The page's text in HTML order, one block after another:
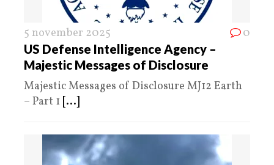
5 november 2025 0
US Defense Intelligence Agency –
Majestic Messages of Disclosure
Majestic Messages of Disclosure MJ12 Earth
– Part 1 [...]